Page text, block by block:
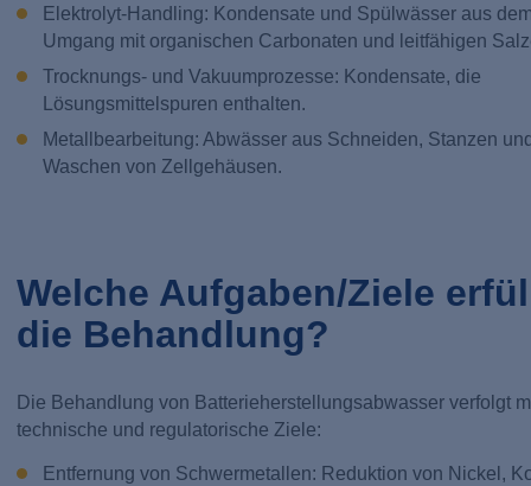
Elektrolyt-Handling: Kondensate und Spülwässer aus
Umgang mit organischen Carbonaten und leitfähigen
Trocknungs- und Vakuumprozesse: Kondensate, die
Lösungsmittelspuren enthalten.
Metallbearbeitung: Abwässer aus Schneiden, Stanzen
Waschen von Zellgehäusen.
Welche Aufgaben/Ziele
die Behandlung?
Die Behandlung von Batterieherstellungsabwasser verfolgt
technische und regulatorische Ziele:
Entfernung von Schwermetallen: Reduktion von Nickel,